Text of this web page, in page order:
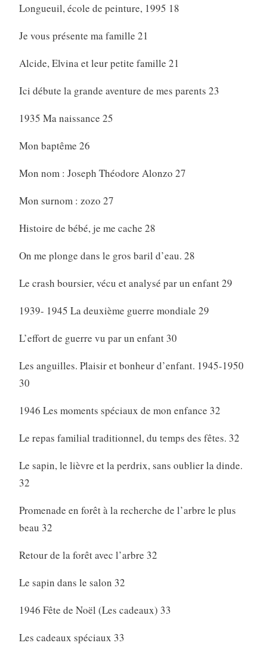
Longueuil, école de peinture, 1995 18
Je vous présente ma famille 21
Alcide, Elvina et leur petite famille 21
Ici débute la grande aventure de mes parents 23
1935 Ma naissance 25
Mon baptême 26
Mon nom : Joseph Théodore Alonzo 27
Mon surnom : zozo 27
Histoire de bébé, je me cache 28
On me plonge dans le gros baril d’eau. 28
Le crash boursier, vécu et analysé par un enfant 29
1939- 1945 La deuxième guerre mondiale 29
L’effort de guerre vu par un enfant 30
Les anguilles. Plaisir et bonheur d’enfant. 1945-1950
30
1946 Les moments spéciaux de mon enfance 32
Le repas familial traditionnel, du temps des fêtes. 32
Le sapin, le lièvre et la perdrix, sans oublier la dinde.
32
Promenade en forêt à la recherche de l’arbre le plus
beau 32
Retour de la forêt avec l’arbre 32
Le sapin dans le salon 32
1946 Fête de Noël (Les cadeaux) 33
Les cadeaux spéciaux 33